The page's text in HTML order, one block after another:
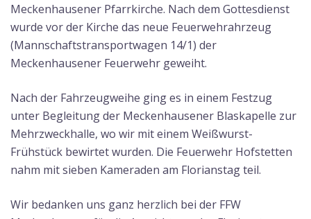
Meckenhausener Pfarrkirche. Nach dem Gottesdienst
wurde vor der Kirche das neue Feuerwehrahrzeug
(Mannschaftstransportwagen 14/1) der
Meckenhausener Feuerwehr geweiht.
Nach der Fahrzeugweihe ging es in einem Festzug
unter Begleitung der Meckenhausener Blaskapelle zur
Mehrzweckhalle, wo wir mit einem Weißwurst-
Frühstück bewirtet wurden. Die Feuerwehr Hofstetten
nahm mit sieben Kameraden am Florianstag teil.
Wir bedanken uns ganz herzlich bei der FFW